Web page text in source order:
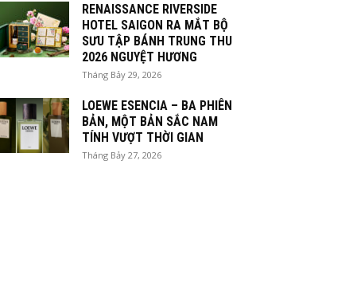
RENAISSANCE RIVERSIDE
HOTEL SAIGON RA MẮT BỘ
SƯU TẬP BÁNH TRUNG THU
2026 NGUYỆT HƯƠNG
Tháng Bảy 29, 2026
LOEWE ESENCIA – BA PHIÊN
BẢN, MỘT BẢN SẮC NAM
TÍNH VƯỢT THỜI GIAN
Tháng Bảy 27, 2026